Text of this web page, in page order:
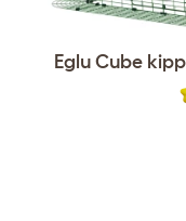
Eglu Cube